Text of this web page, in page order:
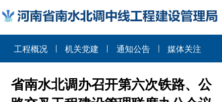
工程概况 机关党建 通知公告 媒体关注
省南水北调办召开第六次铁路、公